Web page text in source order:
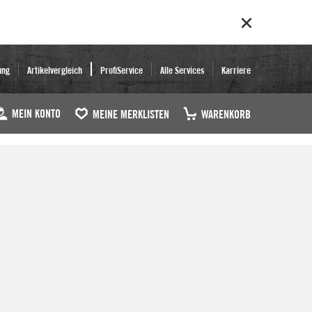
Artikelvergleich ProfiService Alle Services Karriere
MEIN KONTO MEINE MERKLISTEN WARENKORB